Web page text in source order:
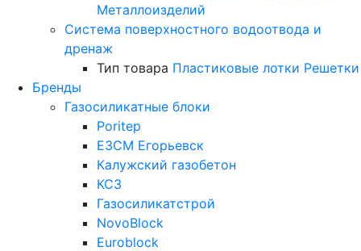
Металлоизделий
Система поверхностного водоотвода и
дренаж
Тип товара Пластиковые лотки Решетки
Бренды
Газосиликатные блоки
Poritep
ЕЗСМ Егорьевск
Калужский газобетон
КСЗ
Газосиликатстрой
NovoBlock
Euroblock